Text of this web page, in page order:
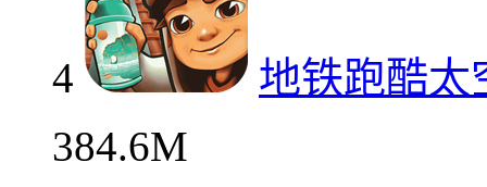
4
地铁跑酷太
384.6M